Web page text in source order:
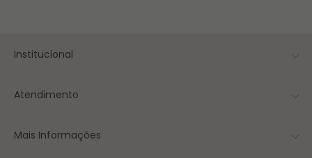
Institucional
Atendimento
Mais Informações